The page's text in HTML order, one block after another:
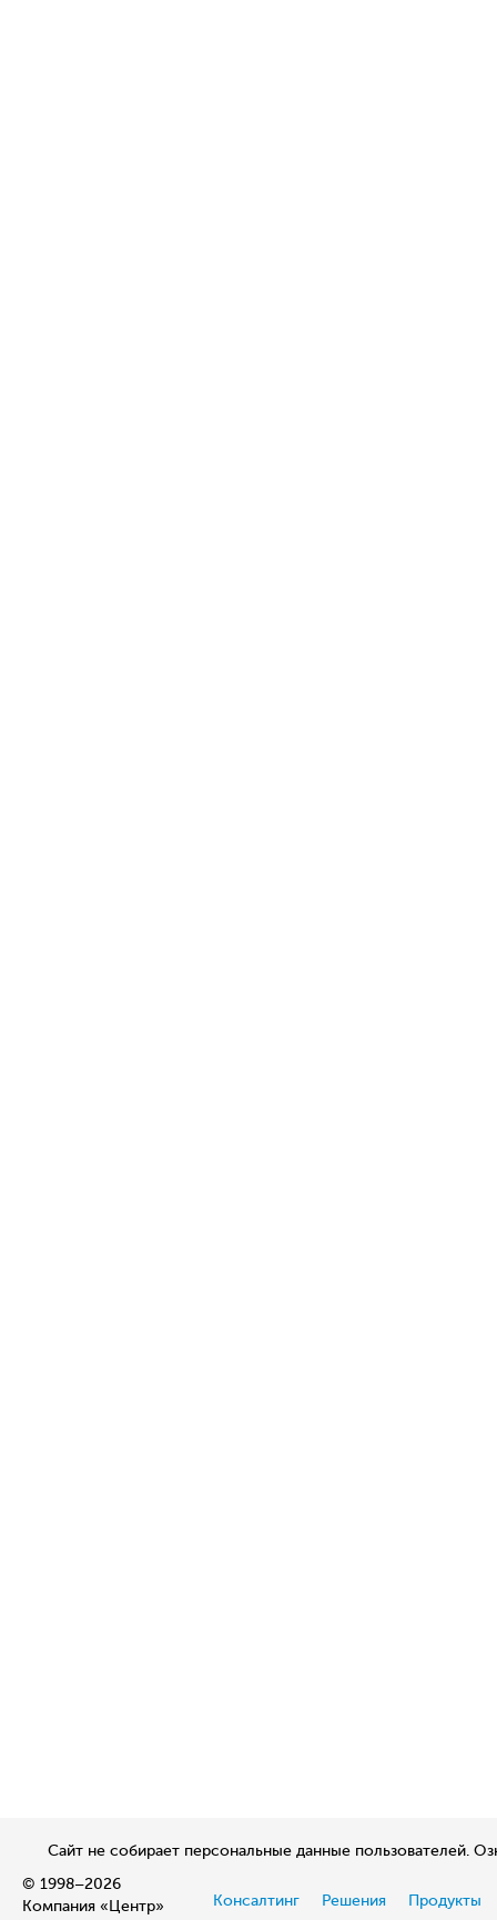
Сайт не собирает персональные данные пользователей.
© 1998–2026
Компания «Центр»
Консалтинг Решения Продукты